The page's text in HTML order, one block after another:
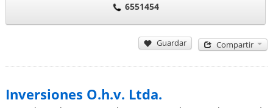
6551454
Guardar Compartir
Inversiones O.h.v. Ltda.